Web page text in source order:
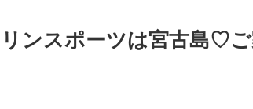
ンスポーツは宮古島♡